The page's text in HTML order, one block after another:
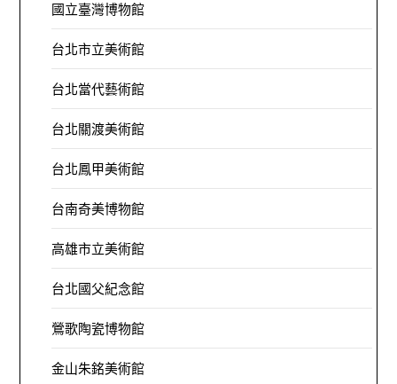
國立臺灣博物館
台北市立美術館
台北當代藝術館
台北關渡美術館
台北鳳甲美術館
台南奇美博物館
高雄市立美術館
台北國父紀念館
鶯歌陶瓷博物館
金山朱銘美術館